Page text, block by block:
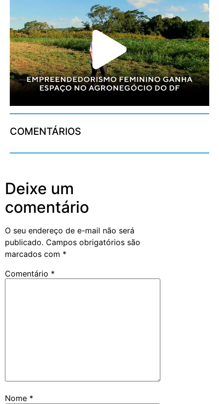
COMENTÁRIOS
Deixe um
comentário
O seu endereço de e-mail não será
publicado. Campos obrigatórios são
marcados com *
Comentário *
Nome *